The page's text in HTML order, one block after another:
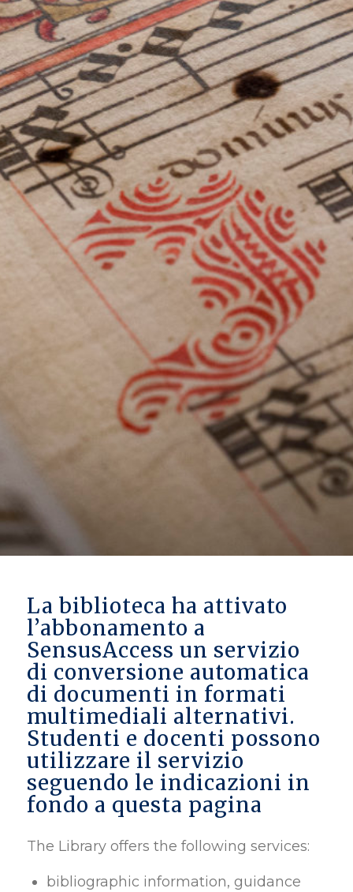
La biblioteca ha attivato
l’abbonamento a
SensusAccess un servizio
di conversione automatica
di documenti in formati
multimediali alternativi.
Studenti e docenti possono
utilizzare il servizio
seguendo le indicazioni in
fondo a questa pagina
The Library offers the following services:
bibliographic information, guidance